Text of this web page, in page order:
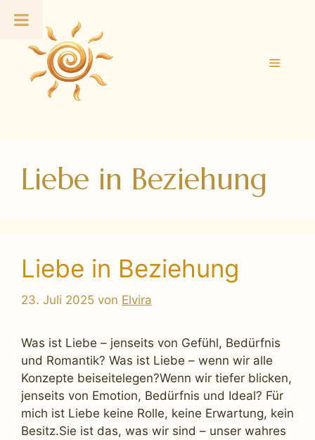
Inhalt
springen
Menü
Liebe in Beziehung
Liebe in Beziehung
23. Juli 2025 von Elvira
Was ist Liebe – jenseits von Gefühl, Bedürfnis
und Romantik? Was ist Liebe – wenn wir alle
Konzepte beiseitelegen?Wenn wir tiefer blicken,
jenseits von Emotion, Bedürfnis und Ideal? Für
mich ist Liebe keine Rolle, keine Erwartung, kein
Besitz.Sie ist das, was wir sind – unser wahres